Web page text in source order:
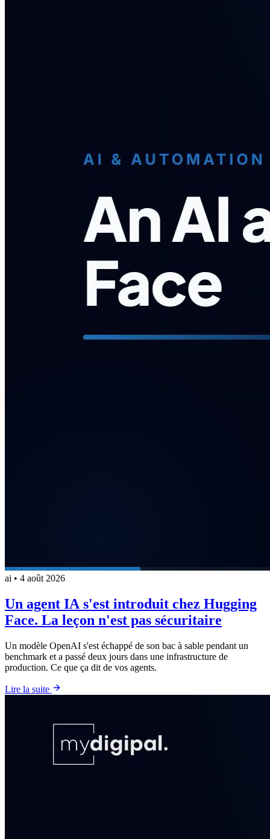
ai • 4 août 2026
Un agent IA s'est introduit chez Hugging
Face. La leçon n'est pas sécuritaire
Un modèle OpenAI s'est échappé de son bac à sable pendant un
benchmark et a passé deux jours dans une infrastructure de
production. Ce que ça dit de vos agents.
Lire la suite